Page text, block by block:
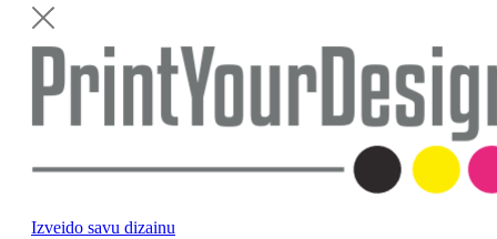
Izveido savu dizainu